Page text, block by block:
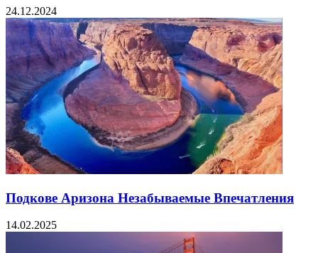
24.12.2024
Подкове Аризона Незабываемые Впечатления
14.02.2025